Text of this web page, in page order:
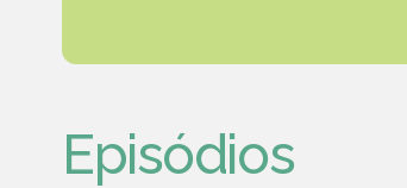
Episódios